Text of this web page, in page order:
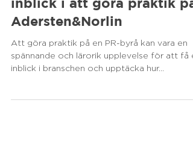
inblick i att göra praktik på
Adersten&Norlin
Att göra praktik på en PR-byrå kan vara en
spännande och lärorik upplevelse för att få